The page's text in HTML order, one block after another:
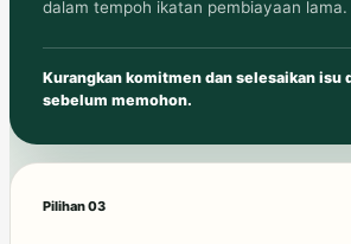
dalam tempoh ikatan pembiayaan lama.
Kurangkan komitmen dan selesaikan isu
sebelum memohon.
Pilihan 03